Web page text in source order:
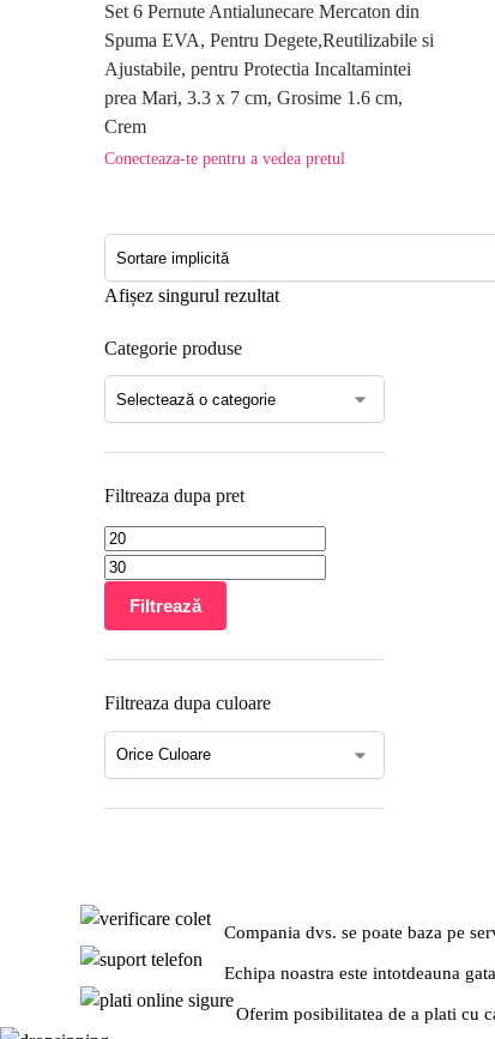
Set 6 Pernute Antialunecare Mercaton din
Spuma EVA, Pentru Degete,Reutilizabile si
Ajustabile, pentru Protectia Incaltamintei
prea Mari, 3.3 x 7 cm, Grosime 1.6 cm,
Crem
Conecteaza-te pentru a vedea pretul
Afișez singurul rezultat
Categorie produse
Filtreaza dupa pret
Filtrează
Filtreaza dupa culoare
Compania dvs. se poate baza pe
Echipa noastra este intotdeauna
Oferim posibilitatea de a plati cu